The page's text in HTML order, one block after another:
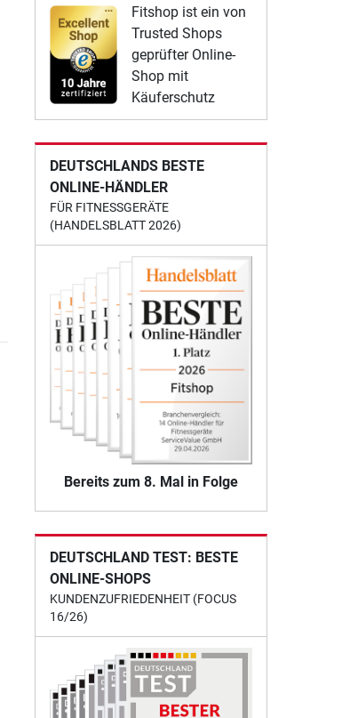
Fitshop ist ein von
Trusted Shops
geprüfter Online-
Shop mit
Käuferschutz
DEUTSCHLANDS BESTE
ONLINE-HÄNDLER
FÜR FITNESSGERÄTE
(HANDELSBLATT 2026)
Bereits zum 8. Mal in Folge
DEUTSCHLAND TEST: BESTE
ONLINE-SHOPS
KUNDENZUFRIEDENHEIT (FOCUS
16/26)